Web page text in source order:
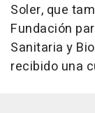
Soler, que
Fundación
Sanitaria y
recibido una